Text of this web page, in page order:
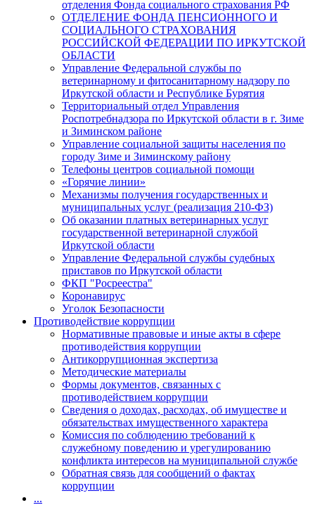
отделения Фонда социального страхования РФ
ОТДЕЛЕНИЕ ФОНДА ПЕНСИОННОГО И
СОЦИАЛЬНОГО СТРАХОВАНИЯ
РОССИЙСКОЙ ФЕДЕРАЦИИ ПО ИРКУТСКОЙ
ОБЛАСТИ
Управление Федеральной службы по
ветеринарному и фитосанитарному надзору по
Иркутской области и Республике Бурятия
Территориальный отдел Управления
Роспотребнадзора по Иркутской области в г. Зиме
и Зиминском районе
Управление социальной защиты населения по
городу Зиме и Зиминскому району
Телефоны центров социальной помощи
«Горячие линии»
Механизмы получения государственных и
муниципальных услуг (реализация 210-ФЗ)
Об оказании платных ветеринарных услуг
государственной ветеринарной службой
Иркутской области
Управление Федеральной службы судебных
приставов по Иркутской области
ФКП "Росреестра"
Коронавирус
Уголок Безопасности
Противодействие коррупции
Нормативные правовые и иные акты в сфере
противодействия коррупции
Антикоррупционная экспертиза
Методические материалы
Формы документов, связанных с
противодействием коррупции
Сведения о доходах, расходах, об имуществе и
обязательствах имущественного характера
Комиссия по соблюдению требований к
служебному поведению и урегулированию
конфликта интересов на муниципальной службе
Обратная связь для сообщений о фактах
коррупции
...